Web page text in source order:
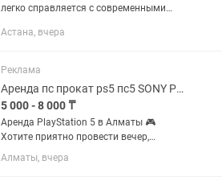
легко справляется с современными
программированием и инженерными
готов...
Астана, вчера
Реклама
Аренда пс прокат ps5 пс5 SONY PlayStation сони плейстейшн на дом
5 000 - 8 000 ₸
Аренда PlayStation 5 в Алматы 🎮
Хотите приятно провести вечер,
устроить игровой марафон или
порадовать гостей? Предлагаем
Алматы, вчера